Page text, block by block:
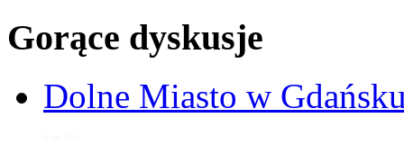
Gorące dyskusje
Dolne Miasto w